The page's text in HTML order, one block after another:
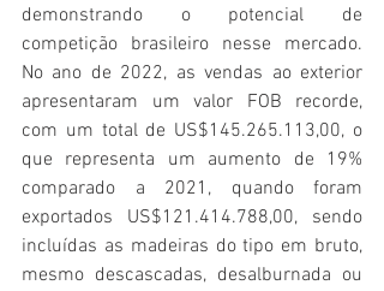
demonstrando o potencial de
competição brasileiro nesse mercado.
No ano de 2022, as vendas ao exterior
apresentaram um valor FOB recorde,
com um total de US$145.265.113,00, o
que representa um aumento de 19%
comparado a 2021, quando foram
exportados US$121.414.788,00, sendo
incluídas as madeiras do tipo em bruto,
mesmo descascadas, desalburnada ou